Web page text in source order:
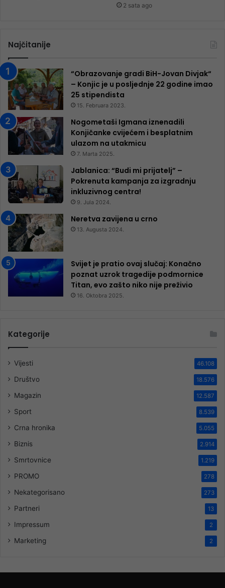
2 sata ago
Najčitanije
“Obrazovanje gradi BiH-Jovan Divjak“
– Konjic je u posljednje 22 godine imao
25 ​​stipendista
15. Februara 2023.
Nogometaši Igmana iznenadili
Konjičanke cvijećem i besplatnim
ulazom na utakmicu
7. Marta 2025.
Jablanica: “Budi mi prijatelj” –
Pokrenuta kampanja za izgradnju
inkluzivnog centra!
9. Jula 2024.
Neretva zavijena u crno
13. Augusta 2024.
Svijet je pratio ovaj slučaj: Konačno
poznat uzrok tragedije podmornice
Titan, evo zašto niko nije preživio
16. Oktobra 2025.
Kategorije
Vijesti 46.108
Društvo 18.576
Magazin 12.587
Sport 8.539
Crna hronika 5.055
Biznis 2.914
Smrtovnice 1.219
PROMO 278
Nekategorisano 273
Partneri 13
Impressum 2
Marketing 2